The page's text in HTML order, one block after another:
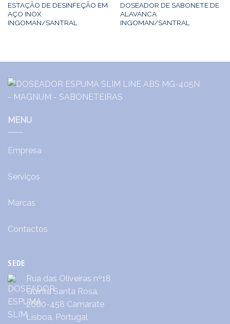
ESTAÇÃO DE DESINFEÇÃO EM
AÇO INOX
INGOMAN/SANTRAL
DOSEADOR DE SABONETE DE
ALAVANCA
INGOMAN/SANTRAL
MENU
Empresa
Serviços
Marcas
Contactos
SEDE
Rua das Oliveiras nº18,
Quinta Santa Rosa,
2680-458 Camarate
Lisboa, Portugal